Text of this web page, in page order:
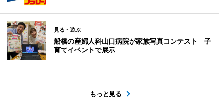
見る・遊ぶ
船橋の産婦人科山口病院が家族写真コンテスト 子
育てイベントで展示
もっと見る